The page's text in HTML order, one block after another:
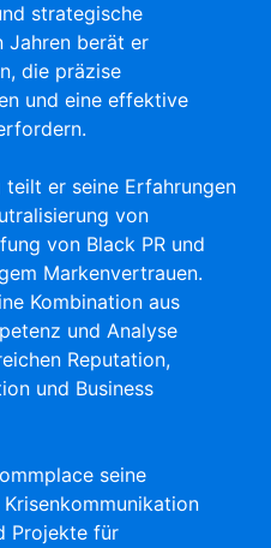
strategische
Jahren berät er
die präzise
und eine effektive
er seine Erfahrungen
von
von Black PR und
Markenvertrauen.
Kombination aus
und Analyse
Reputation,
und Business
seine
Projekte für